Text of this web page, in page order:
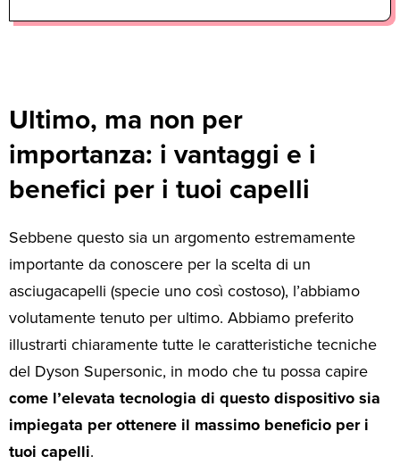
Ultimo, ma non per
importanza: i vantaggi e i
benefici per i tuoi capelli
Sebbene questo sia un argomento estremamente
importante da conoscere per la scelta di un
asciugacapelli (specie uno così costoso), l’abbiamo
volutamente tenuto per ultimo. Abbiamo preferito
illustrarti chiaramente tutte le caratteristiche tecniche
del Dyson Supersonic, in modo che tu possa capire
come l’elevata tecnologia di questo dispositivo sia
impiegata per ottenere il massimo beneficio per i
tuoi capelli.